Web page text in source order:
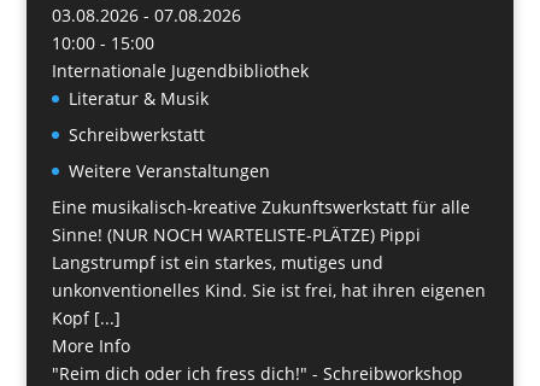
03.08.2026 - 07.08.2026
10:00 - 15:00
Internationale Jugendbibliothek
Literatur & Musik
Schreibwerkstatt
Weitere Veranstaltungen
Eine musikalisch-kreative Zukunftswerkstatt für alle
Sinne! (NUR NOCH WARTELISTE-PLÄTZE) Pippi
Langstrumpf ist ein starkes, mutiges und
unkonventionelles Kind. Sie ist frei, hat ihren eigenen
Kopf [...]
More Info
"Reim dich oder ich fress dich!" - Schreibworkshop